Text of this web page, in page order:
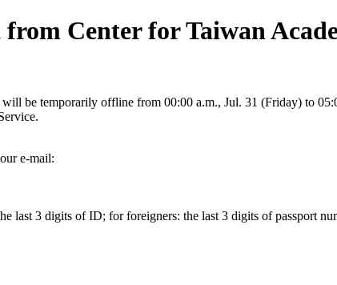
from Center for Taiwan
be temporarily offline from 00:00 a.m., Jul. 31 (Friday) to
e-mail:
last 3 digits of ID; for foreigners: the last 3 digits of passport